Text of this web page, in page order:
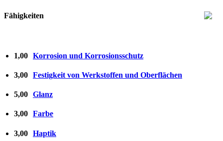
Fähigkeiten
1,00 Korrosion und Korrosionsschutz
3,00 Festigkeit von Werkstoffen und Oberflächen
5,00 Glanz
3,00 Farbe
3,00 Haptik